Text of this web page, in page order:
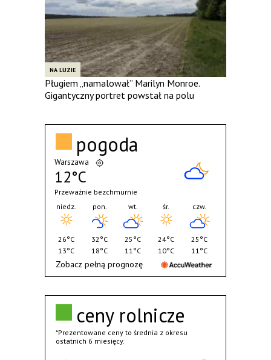
NA LUZIE
Pługiem „namalował” Marilyn Monroe.
Gigantyczny portret powstał na polu
ceny rolnicze
*Prezentowane ceny to średnia z okresu
ostatnich 6 miesięcy.
pogoda
Warszawa
12°C
Przeważnie bezchmurnie
niedz.
26°C
13°C
pon.
32°C
18°C
wt.
25°C
11°C
śr.
24°C
10°C
czw.
25°C
11°C
Zobacz pełną prognozę